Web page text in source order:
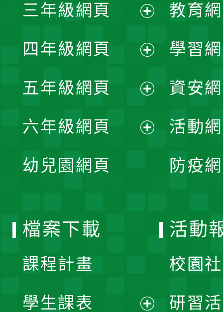
選
單
開
選
單
三年級網頁
開
選
單
四年級網頁
開
選
五年級網頁
開
六年級網頁
幼兒園網頁
教育
學習
資安
活動
防疫
檔案下載
課程計畫
學生課表
活動
校園
研習